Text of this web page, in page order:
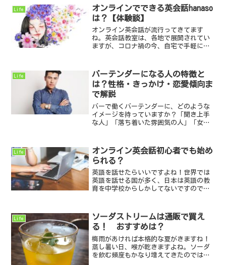
トルのゴミが減ったな〜・・・専用シロ
ップを入れたドリンクは美...
Life
オンラインでできる英会話hanaso
は？【体験談】
オンライン英会話が流行ってきてます
ね。英会話教室は、各地で展開されてい
ますが、コロナ禍の今、自宅で手軽に受
話レッスンについて・・・こちらの記事
でご紹介しています。オンラ...
Life
バーテンダーになる人の特徴と
は？性格・きっかけ・恋愛傾向ま
で解説
バーで働くバーテンダーに、どのような
イメージを持っていますか？「聞き上手
な人」「落ち着いた雰囲気の人」「女性
は、お酒を作る技術だけではなく、お客
様との会話や空間づくりも大...
Life
オンライン英会話初心者でも始め
られる？
英語を話せたらいいですよね！世界では
英語を話せる国が多く、日本は英語の教
育を中学校からしかしてないですので、
という親が増えてきています。これだけ
ネットが普及している世の...
Life
ソーダストリームは通販で買え
る！ おすすめは？
梅雨があければ本格的な夏がきますね！
蒸し暑い日、喉が乾きますよね。ソーダ
を飲む頻度もかなり増えてきたのではな